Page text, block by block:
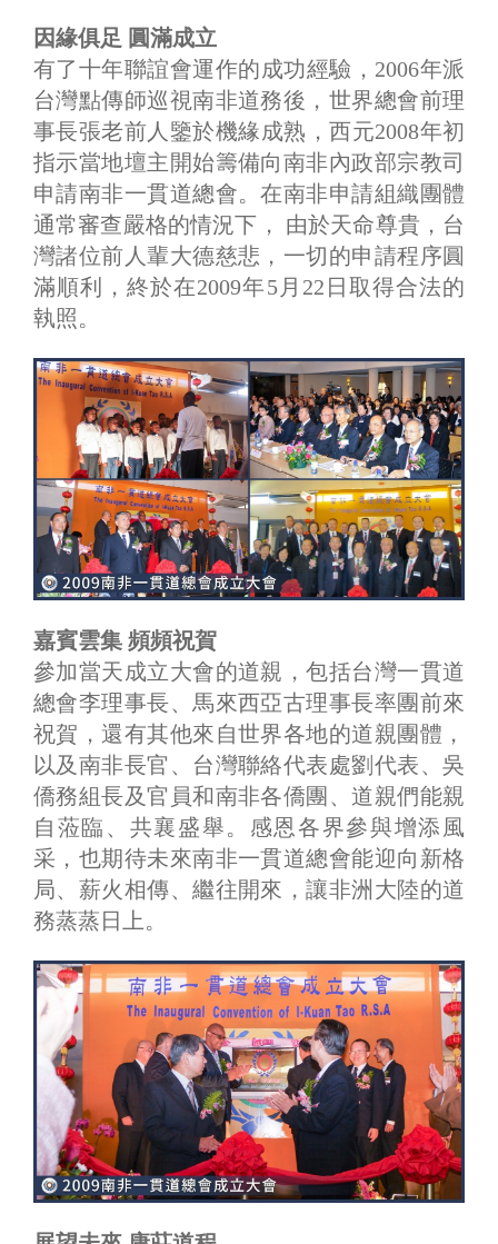
因緣俱足 圓滿成立
有了十年聯誼會運作的成功經驗，2006年派
台灣點傳師巡視南非道務後，世界總會前理
事長張老前人鑒於機緣成熟，西元2008年初
指示當地壇主開始籌備向南非內政部宗教司
申請南非一貫道總會。在南非申請組織團體
通常審查嚴格的情況下， 由於天命尊貴，台
灣諸位前人輩大德慈悲，一切的申請程序圓
滿順利，終於在2009年5月22日取得合法的
執照。
嘉賓雲集 頻頻祝賀
參加當天成立大會的道親，包括台灣一貫道
總會李理事長、馬來西亞古理事長率團前來
祝賀，還有其他來自世界各地的道親團體，
以及南非長官、台灣聯絡代表處劉代表、吳
僑務組長及官員和南非各僑團、道親們能親
自蒞臨、共襄盛舉。感恩各界參與增添風
采，也期待未來南非一貫道總會能迎向新格
局、薪火相傳、繼往開來，讓非洲大陸的道
務蒸蒸日上。